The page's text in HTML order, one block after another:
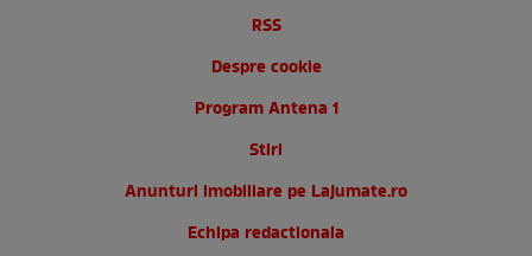
RSS
Despre cookie
Program Antena 1
Stiri
Anunturi imobiliare pe Lajumate.ro
Echipa redactionala